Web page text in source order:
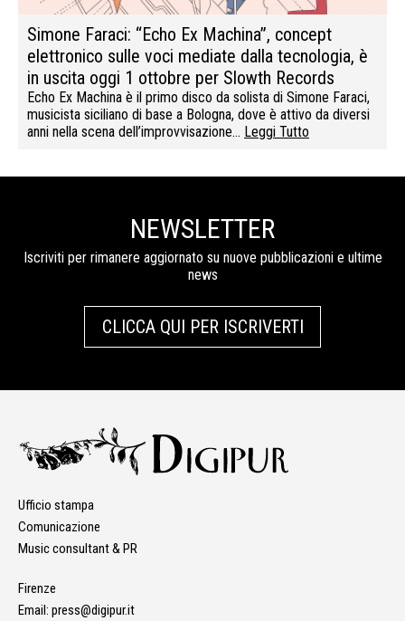
Simone Faraci: “Echo Ex Machina”, concept
elettronico sulle voci mediate dalla tecnologia, è
in uscita oggi 1 ottobre per Slowth Records
Echo Ex Machina è il primo disco da solista di Simone Faraci,
musicista siciliano di base a Bologna, dove è attivo da diversi
anni nella scena dell’improvvisazione… Leggi Tutto
NEWSLETTER
Iscriviti per rimanere aggiornato su nuove pubblicazioni e ultime
news
CLICCA QUI PER ISCRIVERTI
Ufficio stampa
Comunicazione
Music consultant & PR
Firenze
Email: press@digipur.it